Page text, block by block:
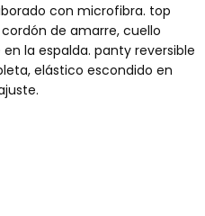
con microfibra. top
de amarre, cuello
la espalda. panty reversible
elástico escondido en